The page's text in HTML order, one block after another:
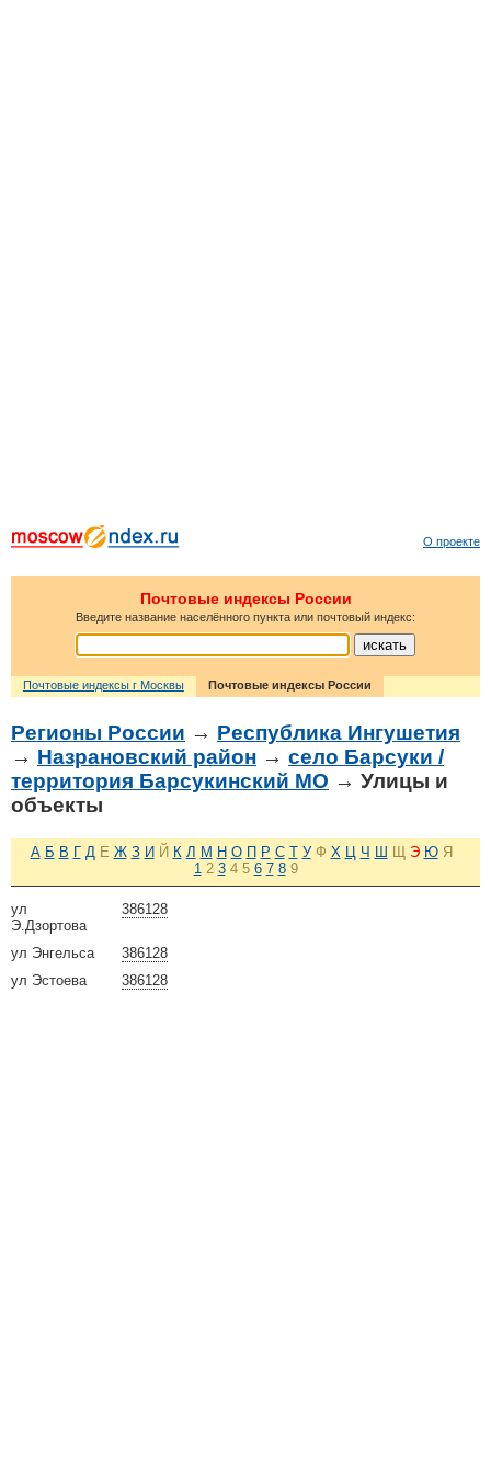
О проекте
Почтовые индексы России
Введите название населённого пункта или почтовый индекс:
Почтовые индексы г Москвы Почтовые индексы России
Регионы России → Республика Ингушетия
→ Назрановский район → село Барсуки /
территория Барсукинский МО → Улицы и
объекты
А Б В Г Д Е Ж З И Й К Л М Н О П Р С Т У Ф Х Ц Ч Ш Щ Э Ю Я
1 2 3 4 5 6 7 8 9
386128
ул
Э.Дзортова
386128
ул Энгельса
386128
ул Эстоева